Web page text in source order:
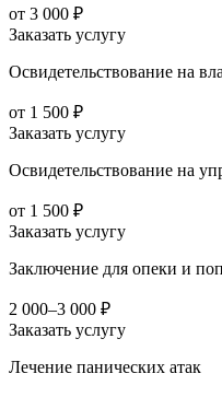
от 3 000 ₽
Заказать услугу
Освидетельствование на
от 1 500 ₽
Заказать услугу
Освидетельствование на
от 1 500 ₽
Заказать услугу
Заключение для опеки и
2 000–3 000 ₽
Заказать услугу
Лечение панических атак